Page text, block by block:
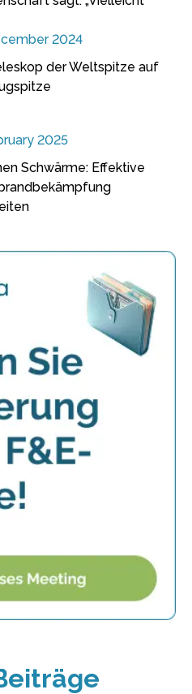
2024
der Weltspitze auf
2025
Schwärme: Effektive